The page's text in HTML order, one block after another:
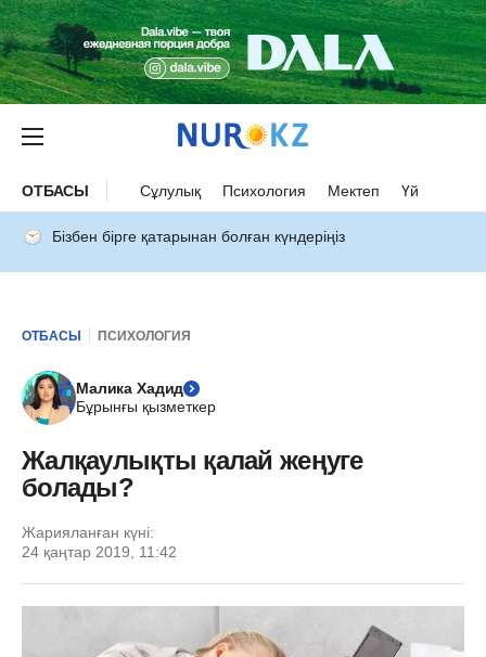
ОТБАСЫ Сұлулық Психология Мектеп Үй
Бізбен бірге қатарынан болған күндеріңіз
ОТБАСЫ ПСИХОЛОГИЯ
Малика Хадид
Бұрынғы қызметкер
Жалқаулықты қалай жеңуге
болады?
Жарияланған күні:
24 қаңтар 2019, 11:42